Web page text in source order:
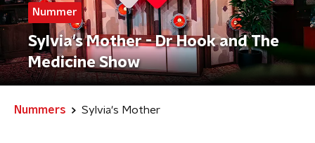
Nummer
Sylvia's Mother - Dr Hook and The
Medicine Show
Nummers Sylvia's Mother